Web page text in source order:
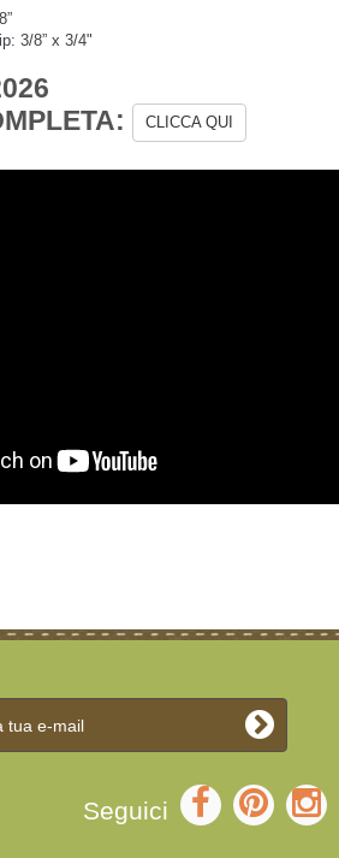
3/8” x 3/4"
CLICCA QUI
Seguici